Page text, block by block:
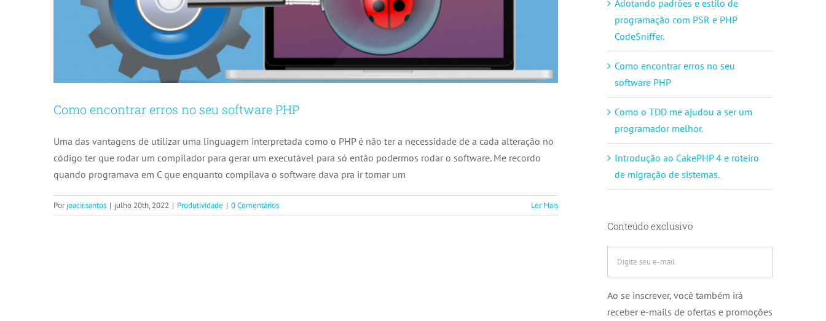
Como encontrar erros no seu software PHP
Uma das vantagens de utilizar uma linguagem interpretada como o PHP é não ter a necessidade de a cada alteração no
código ter que rodar um compilador para gerar um executável para só então podermos rodar o software. Me recordo
quando programava em C que enquanto compilava o software dava pra ir tomar um
Porjoacir.santos | julho 20th, 2022 | Produtividade | 0 Comentários Ler Mais
Adotando padrões e estilo de
programação com PSR e PHP
CodeSniffer.
Como encontrar erros no seu
software PHP
Como o TDD me ajudou a ser um
programador melhor.
Introdução ao CakePHP 4 e roteiro
de migração de sistemas.
Conteúdo exclusivo
Ao se inscrever, você também irá
receber e-mails de ofertas e promoções